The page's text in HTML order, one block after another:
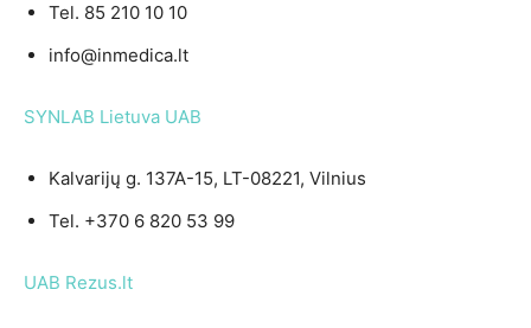
Tel. 85 210 10 10
info@inmedica.lt
SYNLAB Lietuva UAB
Kalvarijų g. 137A-15, LT-08221, Vilnius
Tel. +370 6 820 53 99
UAB Rezus.lt